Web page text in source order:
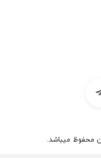
محفوظ میباشد.